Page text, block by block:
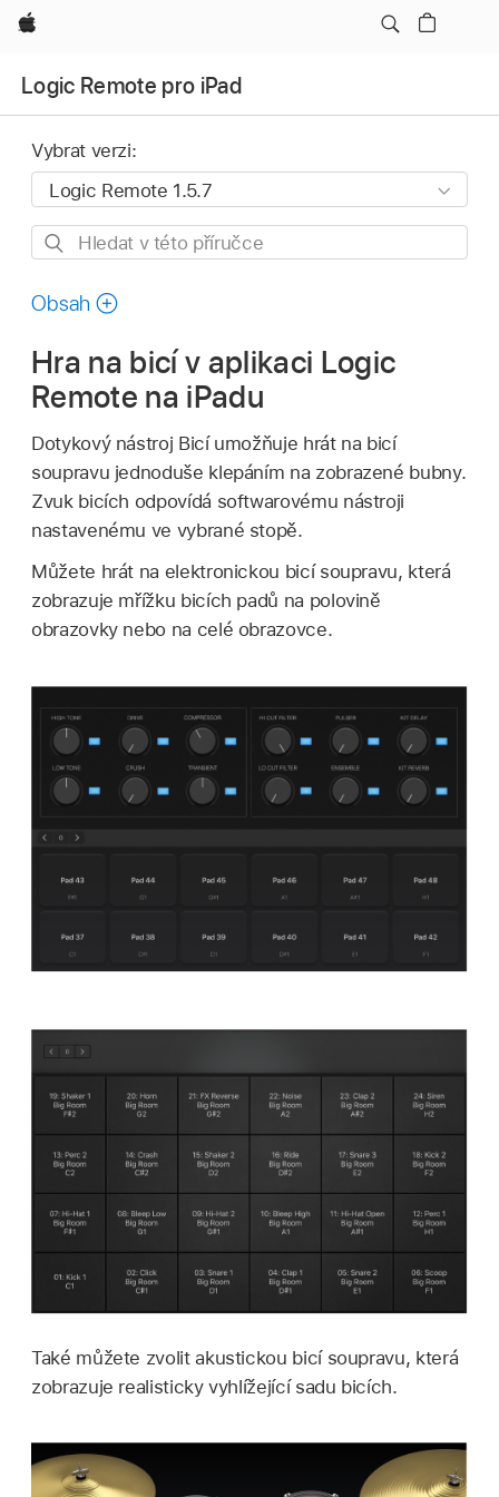
Apple
Logic Remote pro iPad
Vybrat verzi:
Hledat
příručce
Obsah
Hra na bicí v aplikaci Logic
Remote na iPadu
Dotykový nástroj Bicí umožňuje hrát na bicí
soupravu jednoduše klepáním na zobrazené bubny.
Zvuk bicích odpovídá softwarovému nástroji
nastavenému ve vybrané stopě.
Můžete hrát na elektronickou bicí soupravu, která
zobrazuje mřížku bicích padů na polovině
obrazovky nebo na celé obrazovce.
Také můžete zvolit akustickou bicí soupravu, která
zobrazuje realisticky vyhlížející sadu bicích.